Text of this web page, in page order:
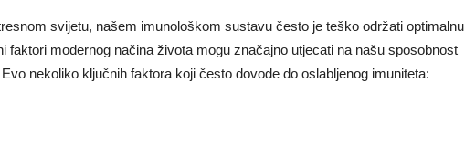
svijetu, našem imunološkom sustavu često je teško održati optimalnu
faktori modernog načina života mogu značajno utjecati na našu sposobnost
nekoliko ključnih faktora koji često dovode do oslabljenog imuniteta: